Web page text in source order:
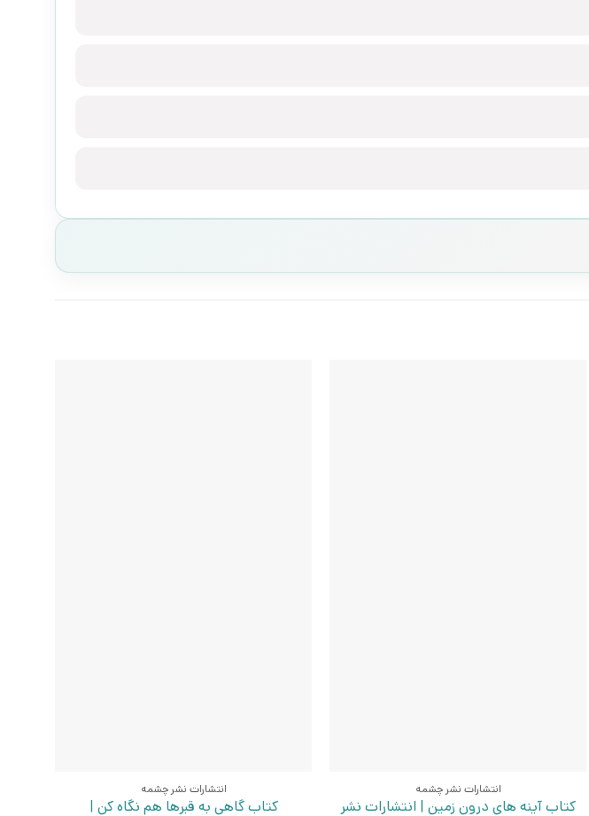
انتشارات نشر چشمه
کتاب آینه های درون زمین | انتشارات نشر
انتشارات نشر چشمه
کتاب گاهی به قبرها هم نگاه کن |